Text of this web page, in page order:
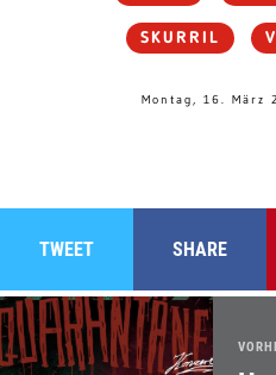
SKURRIL
Montag, 16. März
TWEET SHARE